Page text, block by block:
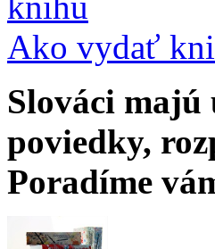
Ako vydať
Slováci majú
poviedky,
Poradíme